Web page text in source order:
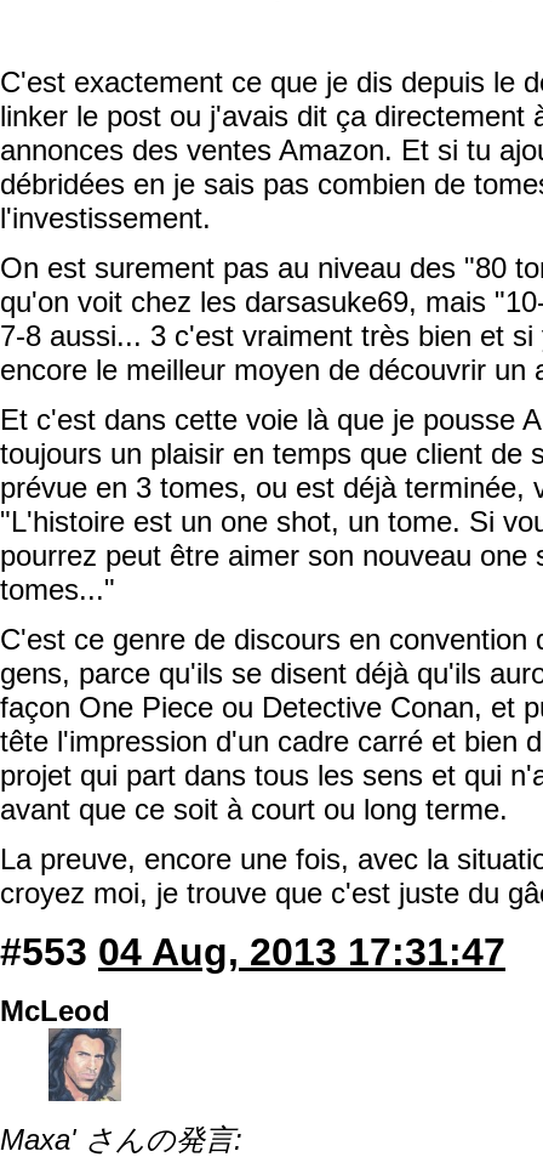
C'est exactement ce que je dis depuis le
linker le post ou j'avais dit ça directement
annonces des ventes Amazon. Et si tu
débridées en je sais pas combien de
l'investissement.
On est surement pas au niveau des "80
qu'on voit chez les darsasuke69, mais
7-8 aussi... 3 c'est vraiment très bien et
encore le meilleur moyen de découvrir un
Et c'est dans cette voie là que je pousse
toujours un plaisir en temps que client de
prévue en 3 tomes, ou est déjà terminée,
"L'histoire est un one shot, un tome. Si
pourrez peut être aimer son nouveau one
tomes..."
C'est ce genre de discours en convention
gens, parce qu'ils se disent déjà qu'ils
façon One Piece ou Detective Conan, et
tête l'impression d'un cadre carré et bien
projet qui part dans tous les sens et qui
avant que ce soit à court ou long terme.
La preuve, encore une fois, avec la
croyez moi, je trouve que c'est juste du
#553 04 Aug, 2013 17:31:47
McLeod
Maxa' さんの発言: